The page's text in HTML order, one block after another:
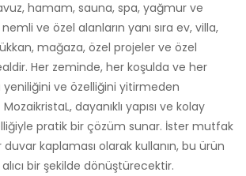
hamam, sauna, spa, yağmur ve
ve özel alanların yanı sıra ev, villa,
mağaza, özel projeler ve özel
Her zeminde, her koşulda ve her
yeniliğini ve özelliğini yitirmeden
dayanıklı yapısı ve kolay
pratik bir çözüm sunar. İster mutfak
duvar kaplaması olarak kullanın, bu ürün
alıcı bir şekilde dönüştürecektir.